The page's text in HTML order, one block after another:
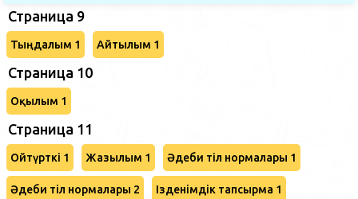
Страница 9
Тыңдалым 1 Айтылым 1
Страница 10
Оқылым 1
Страница 11
Ойтүрткі 1 Жазылым 1 Әдеби тіл нормалары 1
Әдеби тіл нормалары 2 Ізденімдік тапсырма 1